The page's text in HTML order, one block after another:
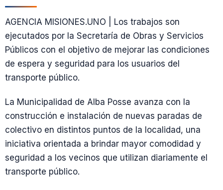
AGENCIA MISIONES.UNO | Los trabajos son
ejecutados por la Secretaría de Obras y Servicios
Públicos con el objetivo de mejorar las condiciones
de espera y seguridad para los usuarios del
transporte público.
La Municipalidad de Alba Posse avanza con la
construcción e instalación de nuevas paradas de
colectivo en distintos puntos de la localidad, una
iniciativa orientada a brindar mayor comodidad y
seguridad a los vecinos que utilizan diariamente el
transporte público.